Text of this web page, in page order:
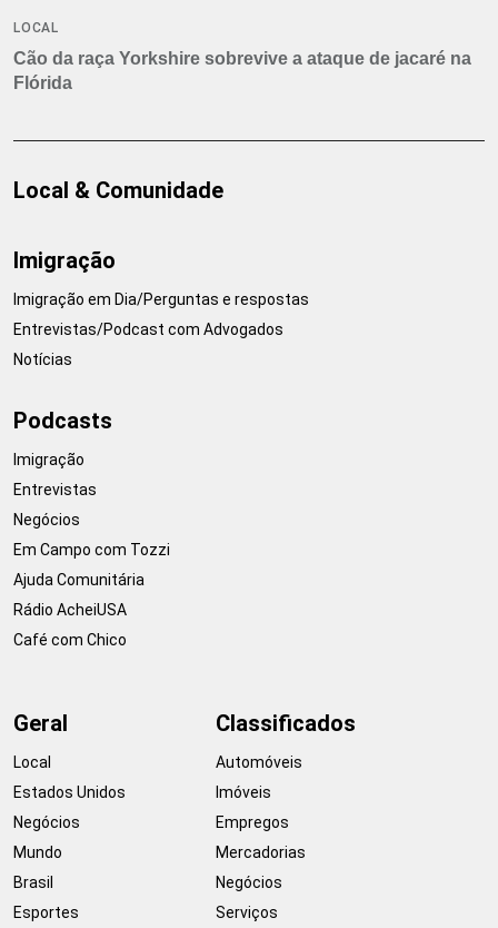
LOCAL
Cão da raça Yorkshire sobrevive a ataque de jacaré na
Flórida
Local & Comunidade
Imigração
Imigração em Dia/Perguntas e respostas
Entrevistas/Podcast com Advogados
Notícias
Podcasts
Imigração
Entrevistas
Negócios
Em Campo com Tozzi
Ajuda Comunitária
Rádio AcheiUSA
Café com Chico
Geral
Local
Estados Unidos
Negócios
Mundo
Brasil
Esportes
Classificados
Automóveis
Imóveis
Empregos
Mercadorias
Negócios
Serviços